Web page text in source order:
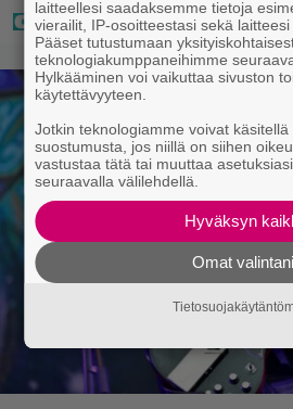
laitteellesi saadaksemme tietoja
vierailit, IP-osoitteestasi sekä laitteesi
Pääset tutustumaan
teknologiakumppaneihimme
Hylkääminen voi vaikuttaa sivuston
käytettävyyteen.
Jotkin teknologiamme voivat
suostumusta, jos niillä on siihen
vastustaa tätä tai muuttaa
seuraavalla välilehdellä.
Hyväksyn
Omat valintani